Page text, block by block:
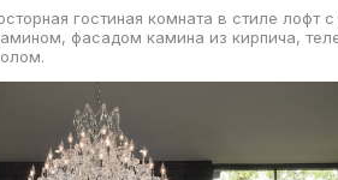
гостиная комната в стиле лофт
фасадом камина из кирпича,